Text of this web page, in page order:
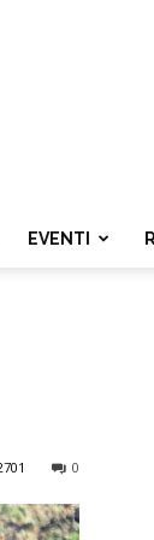
EVENTI
0